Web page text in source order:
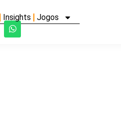
Insights Jogos